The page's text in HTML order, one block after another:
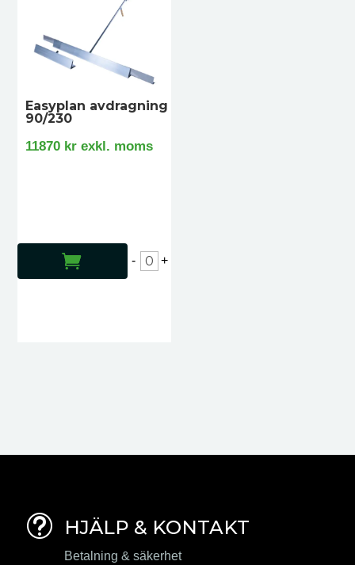
Easyplan avdragning
90/230
11870 kr exkl. moms
- +
t HJÄLP & KONTAKT
Betalning & säkerhet